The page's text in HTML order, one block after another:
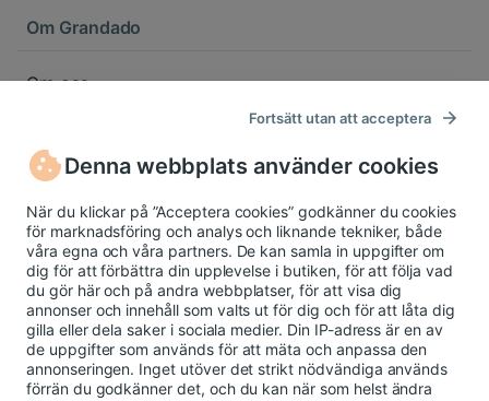
Om Grandado
Om oss
Cookiepolicy
Cookieinställningar
Användarvillkor
Denna webbplats använder cookies
Fortsätt utan att acceptera
När du klickar på ”Acceptera cookies” godkänner du cookies
för marknadsföring och analys och liknande tekniker, både
våra egna och våra partners. De kan samla in uppgifter om
dig för att förbättra din upplevelse i butiken, för att följa vad
du gör här och på andra webbplatser, för att visa dig
annonser och innehåll som valts ut för dig och för att låta dig
gilla eller dela saker i sociala medier. Din IP-adress är en av
de uppgifter som används för att mäta och anpassa den
annonseringen. Inget utöver det strikt nödvändiga används
förrän du godkänner det, och du kan när som helst ändra